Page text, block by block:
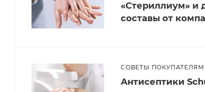
«Стериллиум» и
составы от
СОВЕТЫ ПОКУПАТЕЛЯМ
Антисептики